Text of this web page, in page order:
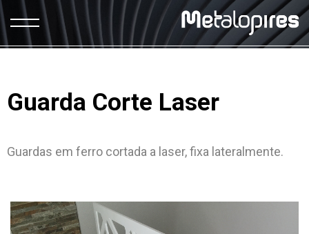
Guarda Corte Laser
Guardas em ferro cortada a laser, fixa lateralmente.